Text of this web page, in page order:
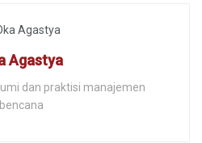
Agastya
dan praktisi manajemen
bencana